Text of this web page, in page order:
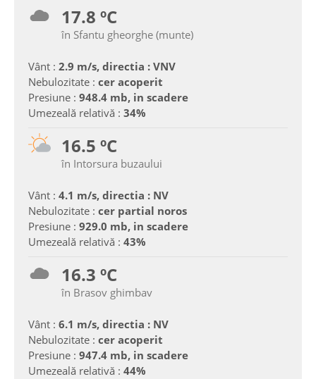
17.8 ºC
în Sfantu gheorghe (munte)
Vânt : 2.9 m/s, directia : VNV
Nebulozitate : cer acoperit
Presiune : 948.4 mb, in scadere
Umezeală relativă : 34%
16.5 ºC
în Intorsura buzaului
Vânt : 4.1 m/s, directia : NV
Nebulozitate : cer partial noros
Presiune : 929.0 mb, in scadere
Umezeală relativă : 43%
16.3 ºC
în Brasov ghimbav
Vânt : 6.1 m/s, directia : NV
Nebulozitate : cer acoperit
Presiune : 947.4 mb, in scadere
Umezeală relativă : 44%